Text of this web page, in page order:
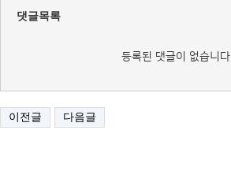
댓글목록
등록된 댓글이 없습니다.
이전글 다음글